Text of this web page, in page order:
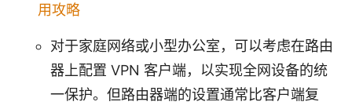
用攻略
对于家庭网络或小型办公室，可以考虑在路由
器上配置 VPN 客户端，以实现全网设备的统
一保护。但路由器端的设置通常比客户端复